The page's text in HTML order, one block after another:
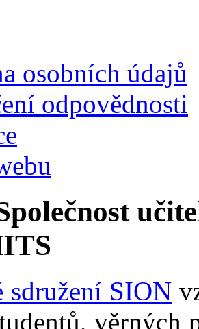
osobních údajů
odpovědnosti
sdružení SION
věrných